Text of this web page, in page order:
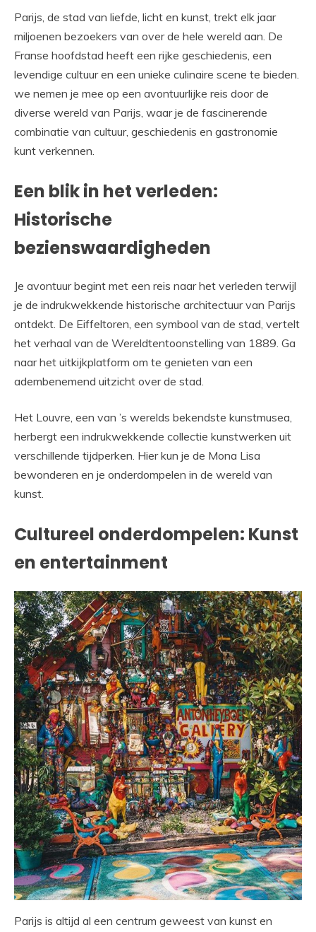
Parijs, de stad van liefde, licht en kunst, trekt elk jaar
miljoenen bezoekers van over de hele wereld aan. De
Franse hoofdstad heeft een rijke geschiedenis, een
levendige cultuur en een unieke culinaire scene te bieden.
we nemen je mee op een avontuurlijke reis door de
diverse wereld van Parijs, waar je de fascinerende
combinatie van cultuur, geschiedenis en gastronomie
kunt verkennen.
Een blik in het verleden:
Historische
bezienswaardigheden
Je avontuur begint met een reis naar het verleden terwijl
je de indrukwekkende historische architectuur van Parijs
ontdekt. De Eiffeltoren, een symbool van de stad, vertelt
het verhaal van de Wereldtentoonstelling van 1889. Ga
naar het uitkijkplatform om te genieten van een
adembenemend uitzicht over de stad.
Het Louvre, een van ’s werelds bekendste kunstmusea,
herbergt een indrukwekkende collectie kunstwerken uit
verschillende tijdperken. Hier kun je de Mona Lisa
bewonderen en je onderdompelen in de wereld van
kunst.
Cultureel onderdompelen: Kunst
en entertainment
Parijs is altijd al een centrum geweest van kunst en